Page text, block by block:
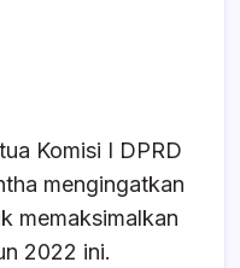
Komisi I DPRD
mengingatkan
memaksimalkan
2022 ini.